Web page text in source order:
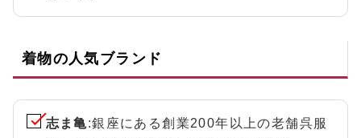
着物の人気ブランド
志ま亀:銀座にある創業200年以上の老舗呉服